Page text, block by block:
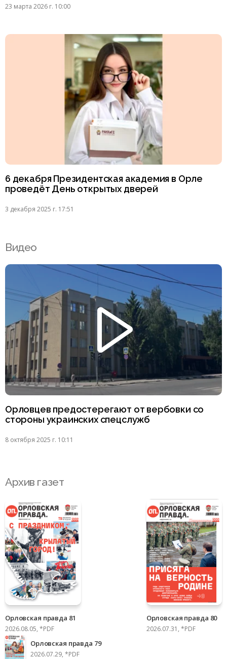
23 марта 2026 г. 10:00
6 декабря Президентская академия в Орле
проведёт День открытых дверей
3 декабря 2025 г. 17:51
Видео
Орловцев предостерегают от вербовки со
стороны украинских спецслужб
8 октября 2025 г. 10:11
Архив газет
Орловская правда 81
2026.08.05, *PDF
Орловская правда 80
2026.07.31, *PDF
Орловская правда 79
2026.07.29, *PDF